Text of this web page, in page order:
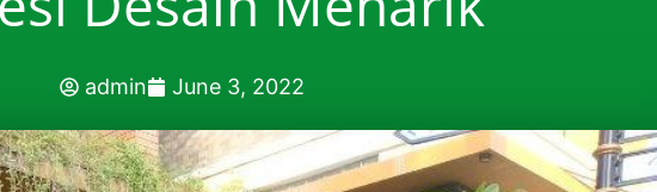
admin June 3, 2022